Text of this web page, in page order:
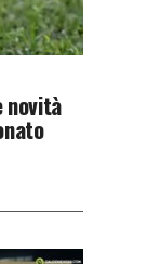
novità